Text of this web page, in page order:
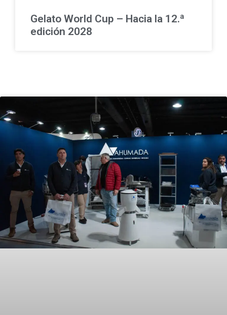
Gelato World Cup – Hacia la 12.ª
edición 2028